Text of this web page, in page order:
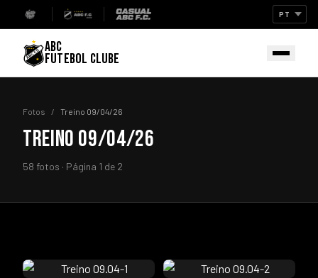
ABC
FUTEBOL CLUBE
Fotos / Treino 09/04/26
TREINO 09/04/26
58 fotos · Página 1 de 2